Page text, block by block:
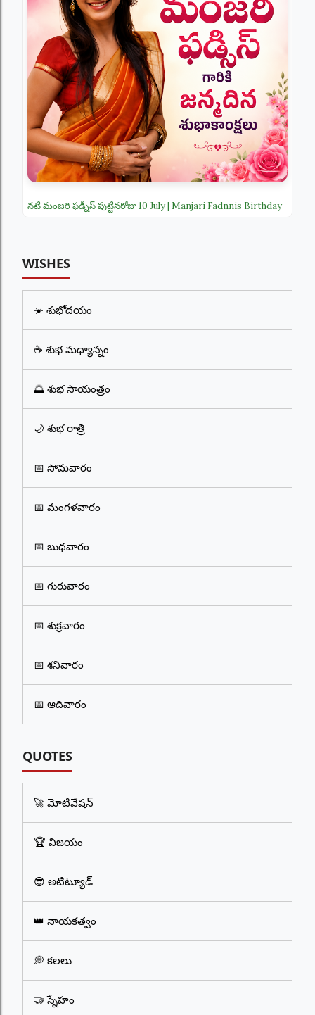
నటి మంజరి ఫడ్నీస్ పుట్టినరోజు 10 July | Manjari Fadnnis Birthday
WISHES
☀️ శుభోదయం
☕ శుభ మధ్యాన్నం
🌅 శుభ సాయంత్రం
🌙 శుభ రాత్రి
📅 సోమవారం
📅 మంగళవారం
📅 బుధవారం
📅 గురువారం
📅 శుక్రవారం
📅 శనివారం
📅 ఆదివారం
QUOTES
🚀 మోటివేషన్
🏆 విజయం
😎 అటిట్యూడ్
👑 నాయకత్వం
💭 కలలు
🤝 స్నేహం